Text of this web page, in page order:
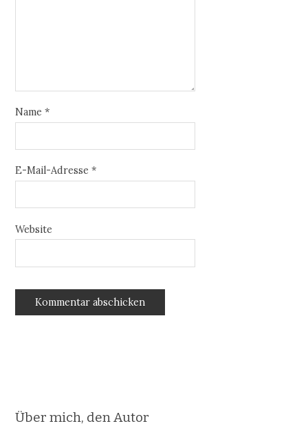
Name*
E-Mail-Adresse*
Website
Über mich, den Autor